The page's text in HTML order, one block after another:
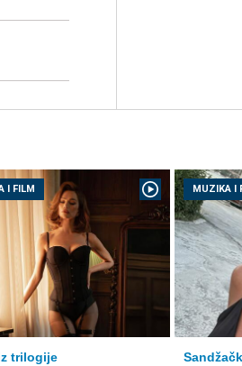
I FILM
trilogije
MUZIKA I